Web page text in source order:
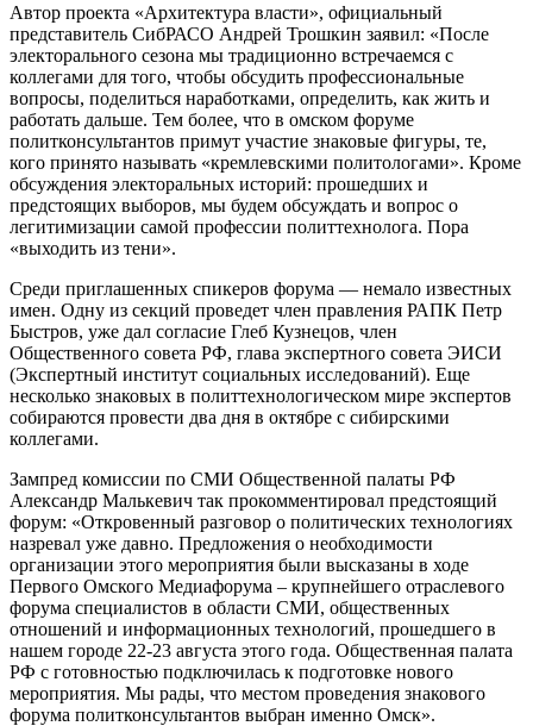
Автор проекта «Архитектура власти», официальный
представитель СибРАСО Андрей Трошкин заявил: «После
электорального сезона мы традиционно встречаемся с
коллегами для того, чтобы обсудить профессиональные
вопросы, поделиться наработками, определить, как жить и
работать дальше. Тем более, что в омском форуме
политконсультантов примут участие знаковые фигуры, те,
кого принято называть «кремлевскими политологами». Кроме
обсуждения электоральных историй: прошедших и
предстоящих выборов, мы будем обсуждать и вопрос о
легитимизации самой профессии политтехнолога. Пора
«выходить из тени».
Среди приглашенных спикеров форума — немало известных
имен. Одну из секций проведет член правления РАПК Петр
Быстров, уже дал согласие Глеб Кузнецов, член
Общественного совета РФ, глава экспертного совета ЭИСИ
(Экспертный институт социальных исследований). Еще
несколько знаковых в политтехнологическом мире экспертов
собираются провести два дня в октябре с сибирскими
коллегами.
Зампред комиссии по СМИ Общественной палаты РФ
Александр Малькевич так прокомментировал предстоящий
форум: «Откровенный разговор о политических технологиях
назревал уже давно. Предложения о необходимости
организации этого мероприятия были высказаны в ходе
Первого Омского Медиафорума – крупнейшего отраслевого
форума специалистов в области СМИ, общественных
отношений и информационных технологий, прошедшего в
нашем городе 22-23 августа этого года. Общественная палата
РФ с готовностью подключилась к подготовке нового
мероприятия. Мы рады, что местом проведения знакового
форума политконсультантов выбран именно Омск».